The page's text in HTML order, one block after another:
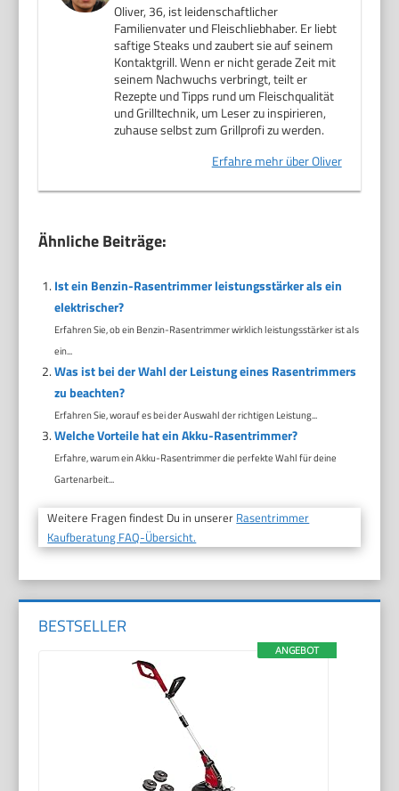
Oliver, 36, ist leidenschaftlicher
Familienvater und Fleischliebhaber. Er liebt
saftige Steaks und zaubert sie auf seinem
Kontaktgrill. Wenn er nicht gerade Zeit mit
seinem Nachwuchs verbringt, teilt er
Rezepte und Tipps rund um Fleischqualität
und Grilltechnik, um Leser zu inspirieren,
zuhause selbst zum Grillprofi zu werden.
Erfahre mehr über Oliver
Ähnliche Beiträge:
Ist ein Benzin-Rasentrimmer leistungsstärker als ein
elektrischer?
Erfahren Sie, ob ein Benzin-Rasentrimmer wirklich leistungsstärker ist als
ein...
Was ist bei der Wahl der Leistung eines Rasentrimmers
zu beachten?
Erfahren Sie, worauf es bei der Auswahl der richtigen Leistung...
Welche Vorteile hat ein Akku-Rasentrimmer?
Erfahre, warum ein Akku-Rasentrimmer die perfekte Wahl für deine
Gartenarbeit...
Weitere Fragen findest Du in unserer Rasentrimmer
Kaufberatung FAQ-Übersicht.
BESTSELLER
ANGEBOT